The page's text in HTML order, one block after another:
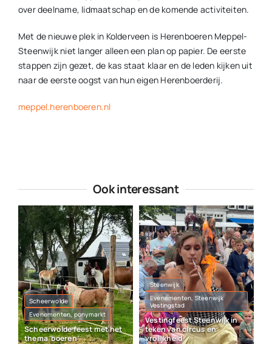
over deelname, lidmaatschap en de komende activiteiten.
Met de nieuwe plek in Kolderveen is Herenboeren Meppel-
Steenwijk niet langer alleen een plan op papier. De eerste
stappen zijn gezet, de kas staat klaar en de leden kijken uit
naar de eerste oogst van hun eigen Herenboerderij.
meppel.herenboeren.nl
Ook interessant
Scheerwolde
Evenementen, ponymarkt
Scheerwolde feest met het
thema ‘boeren’
Steenwijk
Evenementen, Steenwijk
Vestingstad
Vestingfeest Steenwijk in
teken van circus en
vrolijkheid